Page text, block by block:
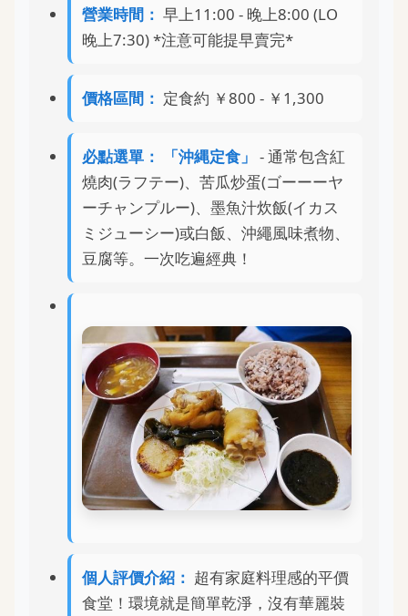
營業時間： 早上11:00 - 晚上8:00 (LO
晚上7:30) *注意可能提早賣完*
價格區間： 定食約 ￥800 - ￥1,300
必點選單： 「沖縄定食」 - 通常包含紅
燒肉(ラフテー)、苦瓜炒蛋(ゴーーーヤ
ーチャンプルー)、墨魚汁炊飯(イカス
ミジューシー)或白飯、沖繩風味煮物、
豆腐等。一次吃遍經典！
個人評價介紹： 超有家庭料理感的平價
食堂！環境就是簡單乾淨，沒有華麗裝